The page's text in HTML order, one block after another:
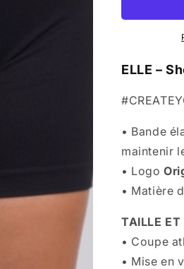
ELLE –
• Bande
maintenir
• Logo
• Matière
TAILLE ET
• Coupe
• Mise en